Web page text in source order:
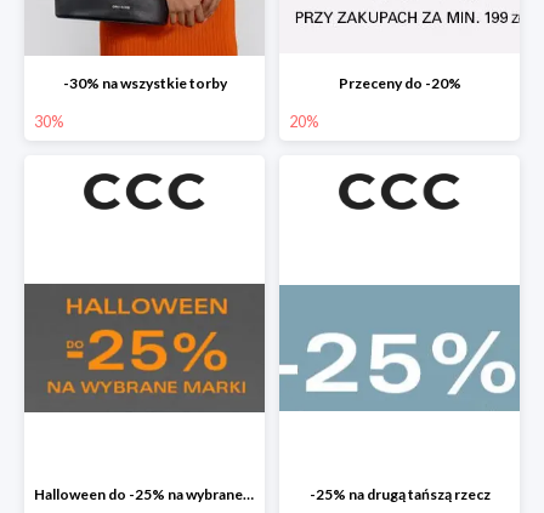
-30% na wszystkie torby
30%
Przeceny do -20%
20%
Halloween do -25% na wybrane marki -25% na drugą tańszą rzecz